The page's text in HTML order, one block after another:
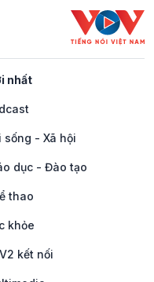
nhất
sống - Xã hội
dục - Đào tạo
thao
khỏe
kết nối